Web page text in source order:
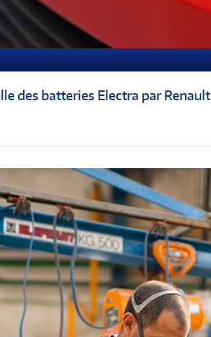
des batteries Electra par Renault